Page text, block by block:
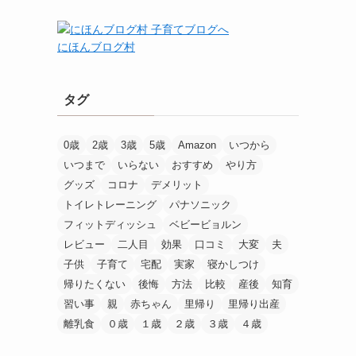
にほんブログ村
タグ
0歳 2歳 3歳 5歳 Amazon
いつから
いつまで
いらない おすすめ
やり方
グッズ
コロナ
デメリット
トイレトレーニング
パナソニック
フィットディッシュ
ベビービョルン
レビュー
二人目 効果 口コミ 大変
夫
子供
子育て 宅配 実家
寝かしつけ
帰りたくない
後悔 方法 比較 産後
知育
習い事
親 赤ちゃん 里帰り
里帰り出産
離乳食
０歳 １歳 ２歳 ３歳 ４歳